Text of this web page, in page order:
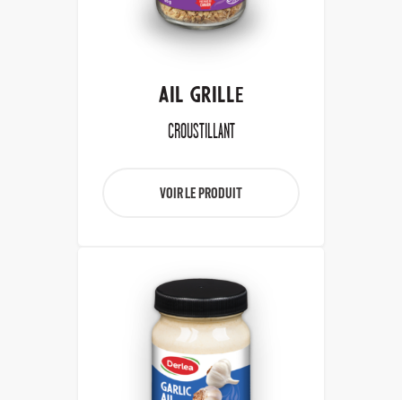
AIL GRILLÈ
CROUSTILLANT
VOIR LE PRODUIT